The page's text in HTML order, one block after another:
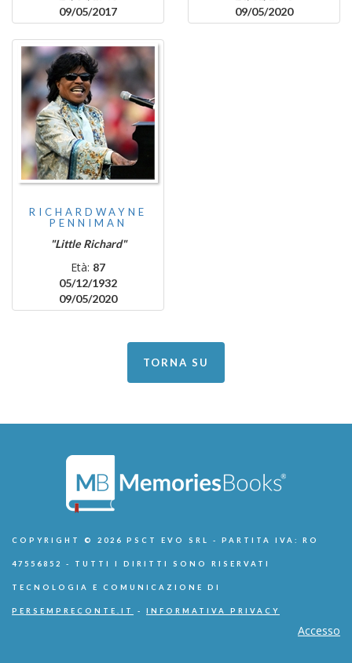
09/05/2017
09/05/2020
RICHARDWAYNE
PENNIMAN
"Little Richard"
Età: 87
05/12/1932
09/05/2020
TORNA SU
COPYRIGHT © 2026 PSCT EVO SRL - PARTITA IVA: RO
47556852 - TUTTI I DIRITTI SONO RISERVATI
TECNOLOGIA E COMUNICAZIONE DI
PERSEMPRECONTE.IT - INFORMATIVA PRIVACY
Accesso